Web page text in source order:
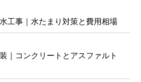
工事｜水たまり対策と費用相場
｜コンクリートとアスファルト